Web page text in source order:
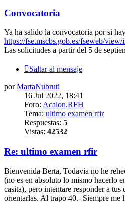
Convocatoria
Ya ha salido la convocatoria por si
https://fse.mscbs.gob.es/fseweb/
Las solicitudes a partir del 5 de
Saltar al mensaje
porMartaNubruti
16 Jul 2022, 18:41
Foro: Acalon.RFH
Tema: ultimo examen rfir
Respuestas: 5
Vistas: 42532
Re: ultimo examen rfir
Bienvenida Berta, Todavia no he
(no es en absoluto lo mismo hacerlo
casita), pero intentare responder a tus
orientarlas. Al trapo 40.- Siempre